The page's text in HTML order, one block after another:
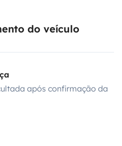
do veículo
após confirmação da